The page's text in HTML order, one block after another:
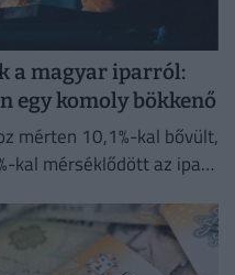
a magyar iparról:
egy komoly bökkenő
mérten 10,1%-kal bővült,
kal mérséklődött az ipari